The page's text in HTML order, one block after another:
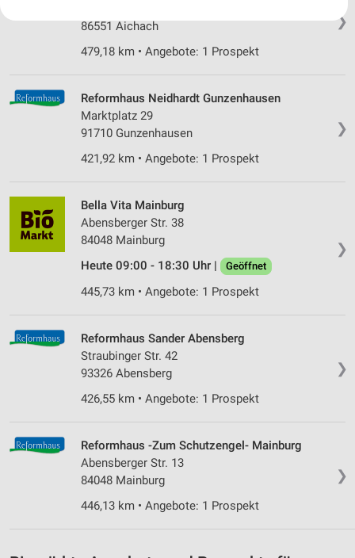
❯
86551 Aichach
479,18 km • Angebote: 1 Prospekt
❯
Reformhaus Neidhardt Gunzenhausen
Marktplatz 29
91710 Gunzenhausen
421,92 km • Angebote: 1 Prospekt
❯
Bella Vita Mainburg
Abensberger Str. 38
84048 Mainburg
Heute 09:00 - 18:30 Uhr |
Geöffnet
445,73 km • Angebote: 1 Prospekt
❯
Reformhaus Sander Abensberg
Straubinger Str. 42
93326 Abensberg
426,55 km • Angebote: 1 Prospekt
❯
Reformhaus -Zum Schutzengel- Mainburg
Abensberger Str. 13
84048 Mainburg
446,13 km • Angebote: 1 Prospekt
Website/App.
Partnerliste anzeigen (1 IAB-Anbieter)
Speichern von oder Zugriff auf Informationen
auf einem Endgerät
Verwendung reduzierter Daten zur Auswahl von
Werbeanzeigen
Erstellung von Profilen für personalisierte
Werbung
Verwendung von Profilen zur Auswahl
personalisierter Werbung
Erstellung von Profilen zur Personalisierung
Verwendung von Profilen zur Auswahl
personalisierter Inhalte
Analyse von Zielgruppen durch Statistiken oder
Kombinationen von Daten aus verschiedenen
Entwicklung und Verbesserung der Angebote
Inhalten